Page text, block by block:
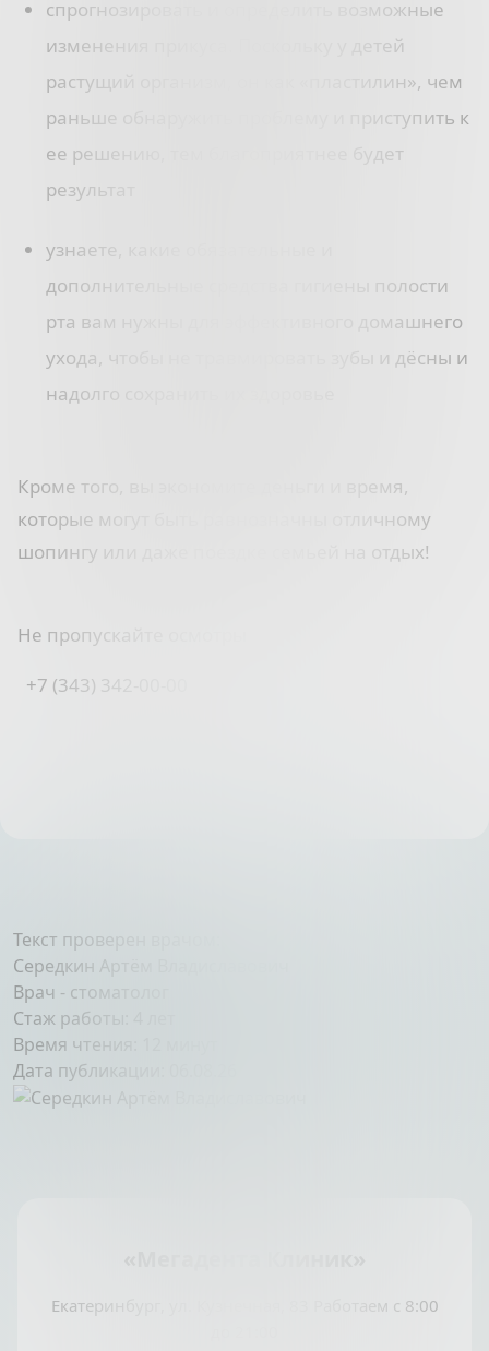
спрогнозировать и определить возможные
изменения прикуса. Поскольку у детей
растущий организм, он как «пластилин», чем
раньше обнаружить проблему и приступить к
ее решению, тем благоприятнее будет
результат
узнаете, какие обязательные и
дополнительные средства гигиены полости
рта вам нужны для эффективного домашнего
ухода, чтобы не травмировать зубы и дёсны и
надолго сохранить их здоровье
Кроме того, вы экономите деньги и время,
которые могут быть равнозначны отличному
шопингу или даже поездке семьей на отдых!
Не пропускайте осмотры
+7 (343) 342-00-00
Текст проверен врачом:
Середкин Артём Владиславович
Врач - стоматолог
Стаж работы: 4 лет
Время чтения:
Дата публикации:
Екатеринбург, ул. Кузнечная, 83 Работаем с 8:00